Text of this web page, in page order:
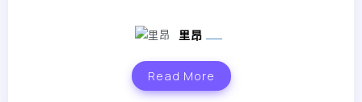
里昂
Read More